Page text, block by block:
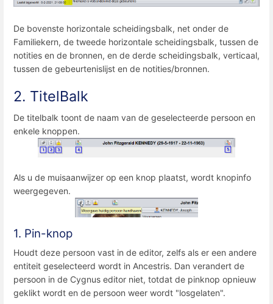
De bovenste horizontale scheidingsbalk, net onder de
Familiekern, de tweede horizontale scheidingsbalk, tussen de
notities en de bronnen, en de derde scheidingsbalk, verticaal,
tussen de gebeurtenislijst en de notities/bronnen.
2. TitelBalk
De titelbalk toont de naam van de geselecteerde persoon en
enkele knoppen.
Als u de muisaanwijzer op een knop plaatst, wordt knopinfo
weergegeven.
1. Pin-knop
Houdt deze persoon vast in de editor, zelfs als er een andere
entiteit geselecteerd wordt in Ancestris. Dan verandert de
persoon in de Cygnus editor niet, totdat de pinknop opnieuw
geklikt wordt en de persoon weer wordt "losgelaten".